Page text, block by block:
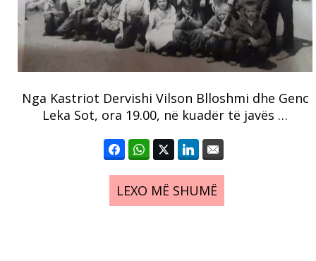
Nga Kastriot Dervishi Vilson Blloshmi dhe Genc
Leka Sot, ora 19.00, në kuadër të javës …
LEXO MË SHUMË